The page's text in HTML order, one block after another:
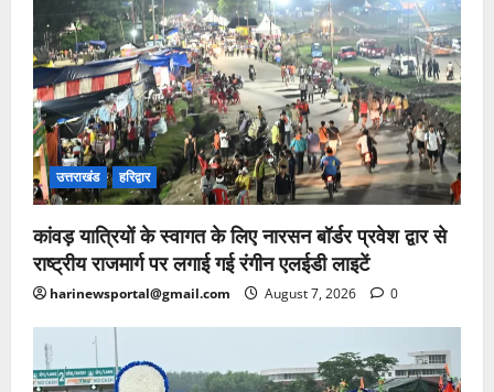
उत्तराखंड हरिद्वार
कांवड़ यात्रियों के स्वागत के लिए नारसन बॉर्डर प्रवेश द्वार से
राष्ट्रीय राजमार्ग पर लगाई गई रंगीन एलईडी लाइटें
harinewsportal@gmail.com August 7, 2026 0